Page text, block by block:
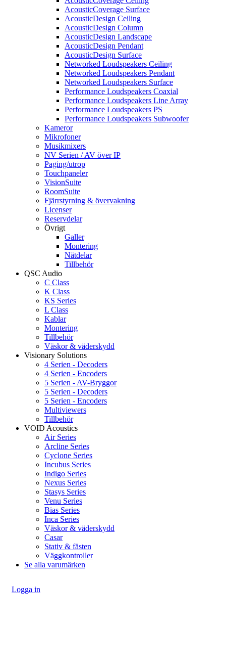
AcousticCoverage Surface
AcousticDesign Ceiling
AcousticDesign Column
AcousticDesign Landscape
AcousticDesign Pendant
AcousticDesign Surface
Networked Loudspeakers Ceiling
Networked Loudspeakers Pendant
Networked Loudspeakers Surface
Performance Loudspeakers Coaxial
Performance Loudspeakers Line Array
Performance Loudspeakers PS
Performance Loudspeakers Subwoofer
Kameror
Mikrofoner
Musikmixers
NV Serien / AV över IP
Paging/utrop
Touchpaneler
VisionSuite
RoomSuite
Fjärrstyrning & övervakning
Licenser
Reservdelar
Övrigt
Galler
Montering
Nätdelar
Tillbehör
QSC Audio
C Class
K Class
KS Series
L Class
Kablar
Montering
Tillbehör
Väskor & väderskydd
Visionary Solutions
4 Serien - Decoders
4 Serien - Encoders
5 Serien - AV-Bryggor
5 Serien - Decoders
5 Serien - Encoders
Multiviewers
Tillbehör
VOID Acoustics
Air Series
Arcline Series
Cyclone Series
Incubus Series
Indigo Series
Nexus Series
Stasys Series
Venu Series
Bias Series
Inca Series
Väskor & väderskydd
Casar
Stativ & fästen
Väggkontroller
Se alla varumärken
Logga in